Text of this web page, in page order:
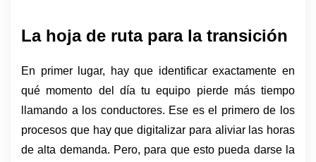
La hoja de ruta para la transición
En primer lugar, hay que identificar exactamente en
qué momento del día tu equipo pierde más tiempo
llamando a los conductores. Ese es el primero de los
procesos que hay que digitalizar para aliviar las horas
de alta demanda. Pero, para que esto pueda darse la